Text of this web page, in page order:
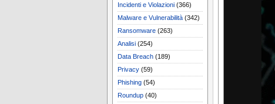
Incidenti e Violazioni (366)
Malware e Vulnerabilità (342)
Ransomware (263)
Analisi (254)
Data Breach (189)
Privacy (59)
Phishing (54)
Roundup (40)